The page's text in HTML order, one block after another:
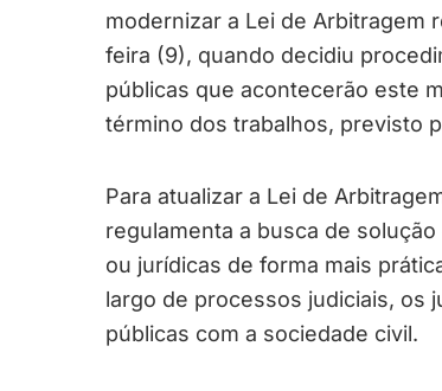
modernizar a Lei de Arbitragem
feira (9), quando decidiu
públicas que acontecerão este
término dos trabalhos, previsto
Para atualizar a Lei de
regulamenta a busca de
ou jurídicas de forma mais
largo de processos judiciais, os
públicas com a sociedade civil.